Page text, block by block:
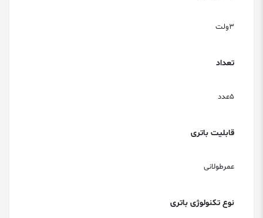
3ولت
تعداد
5عدد
قابلیت باتری
عمرطولانی
نوع تکنولوژی باتری